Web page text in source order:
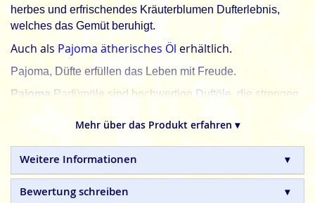
herbes und erfrischendes Kräuterblumen Dufterlebnis,
welches das Gemüt beruhigt.
Auch als Pajoma ätherisches Öl erhältlich.
Pajoma, Düfte erfüllen das Leben mit Freude.
Pajoma Parfümöle sind hochwertige Duftöle, die strengen
Qualitätskontrolle sorgt für einen unbeschwerten
Achtung
Mehr über das Produkt erfahren ▾
Weitere Informationen
Bewertung schreiben